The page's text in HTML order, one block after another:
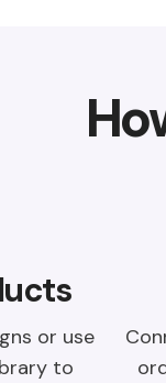
or use
to